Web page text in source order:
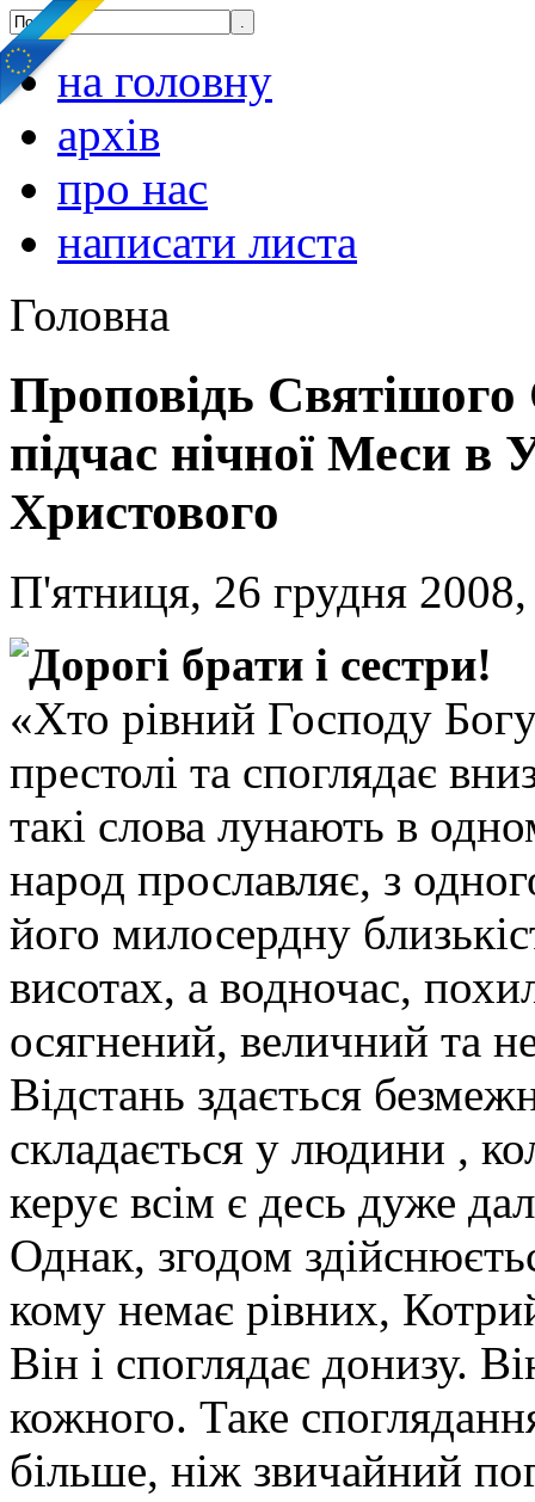
на головну
архів
про нас
написати листа
Головна
Проповідь
підчас нічної Меси в
Христового
П'ятниця, 26 грудня
Дорогі брати і сестри!
«Хто рівний Господу
престолі та споглядає
такі слова лунають в
народ прославляє, з
його милосердну
висотах, а водночас,
осягнений, величний та
Відстань здається
складається у людини ,
керує всім є десь дуже
Однак, згодом
кому немає рівних,
Він і споглядає донизу.
кожного. Таке
більше, ніж звичайний